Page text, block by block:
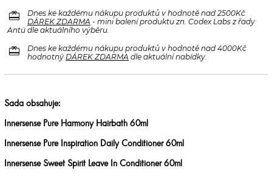
redeem
Dnes ke každému nákupu produktů v hodnotě nad 2500Kč
DÁREK ZDARMA - mini balení produktu zn. Codex Labs z řady
Antü dle aktuálního výběru.
redeem
Dnes ke každému nákupu produktů v hodnotě nad 4000Kč
hodnotný DÁREK ZDARMA dle aktuální nabídky.
Sada obsahuje:
Innersense Pure Harmony Hairbath 60ml
Innersense Pure Inspiration Daily Conditioner 60ml
Innersense Sweet Spirit Leave In Conditioner 60ml